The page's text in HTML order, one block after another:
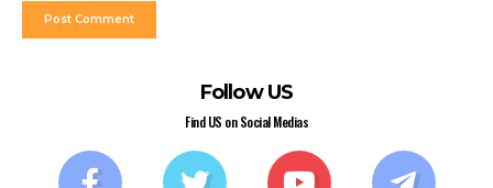
Follow US
Find US on Social Medias